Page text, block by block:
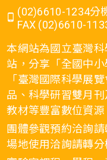
(02)6610-1234分
FAX (02)6610-
本網站為國立臺灣
站，分享「全國中
「臺灣國際科學展
品、科學研習雙月
教材等豐富數位資源
團體參觀預約洽詢
場地使用洽詢請轉